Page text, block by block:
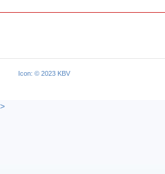
Icon: © 2023 KBV
>